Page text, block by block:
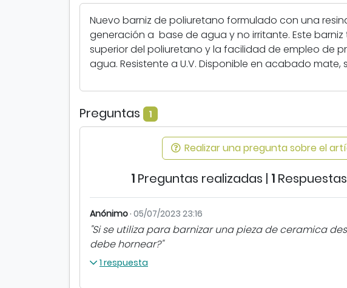
Nuevo barniz de poliuretano formulado con una
generación a base de agua y no irritante. Este barniz
superior del poliuretano y la facilidad de empleo de
agua. Resistente a U.V. Disponible en acabado mate,
Preguntas 1
Realizar una pregunta sobre el
1Preguntas realizadas | 1
Anónimo· 05/07/2023 23:16
"Si se utiliza para barnizar una pieza de ceramica
debe hornear?"
1 respuesta